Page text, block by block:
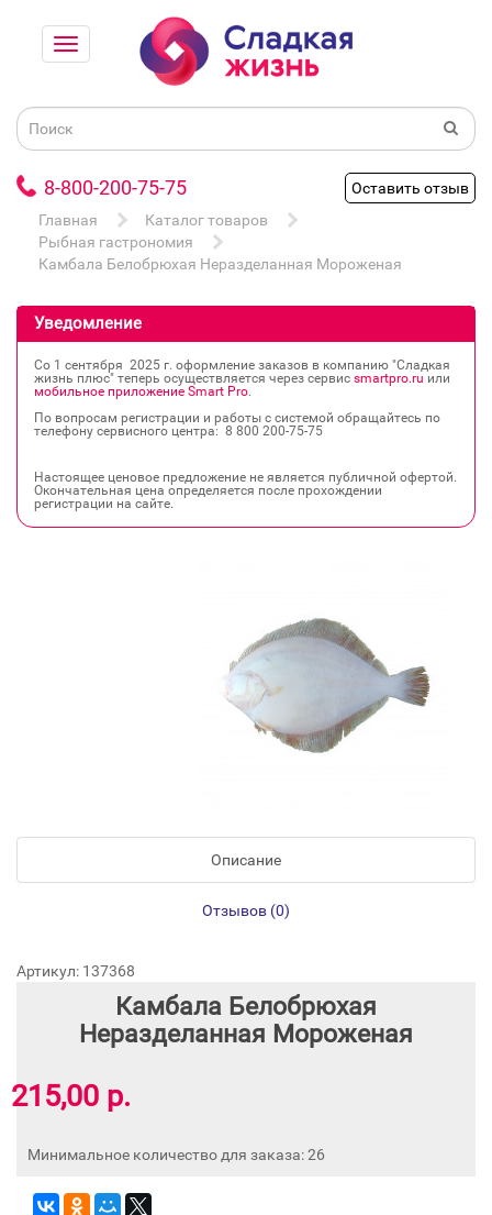
8-800-200-75-75
Оставить отзыв
Главная
Каталог товаров
Рыбная гастрономия
Камбала Белобрюхая Неразделанная Мороженая
Уведомление
Со 1 сентября 2025 г. оформление заказов в компанию "Сладкая
жизнь плюс" теперь осуществляется через сервис smartpro.ru или
мобильное приложение Smart Pro.
По вопросам регистрации и работы с системой обращайтесь по
телефону сервисного центра: 8 800 200‐75‐75
Настоящее ценовое предложение не является публичной офертой.
Окончательная цена определяется после прохождении
регистрации на сайте.
Описание
Отзывов (0)
Артикул: 137368
Камбала Белобрюхая
Неразделанная Мороженая
215,00 р.
Минимальное количество для заказа: 26